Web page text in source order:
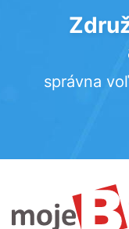
správna